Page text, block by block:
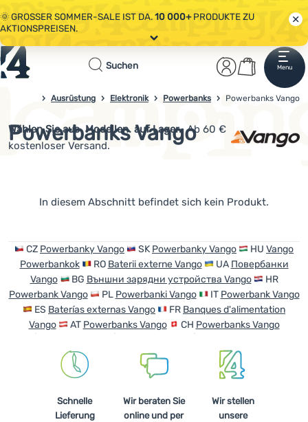
🌞 GROSSER SOMMER-SALE IST DA.10 000+PRODUKTE ZU
AKTIONSPREISEN.
🤫 - 10 % AUF AUSGEWÄHLTE CAMPING- & WANDERAUSRÜSTUNG.
CODE OUT10
Alle Aktionen
Suchen
Anmelden
Warenkorb
Menu
Startseite
Bekleidung
Zelte
Ausrüstung
Kochen
Ultraleichte
4campingshop.de
Ausrüstung Elektronik Powerbanks Powerbanks Vango
Powerbanks Vango
Wählen Sie aus Modellen. auf Lager. Ab 60 €
kostenloser Versand.
Produkte
In diesem Abschnitt befindet sich kein Produkt.
CZ Powerbanky Vango SK Powerbanky Vango HU Vango
Powerbankok
RO Baterii externe Vango UA Повербанки
Vango
BG Външни зарядни устройства Vango
HR
Powerbank Vango
PL Powerbanki Vango IT Powerbank Vango
ES Baterías externas Vango FR Banques d'alimentation
Vango
AT Powerbanks Vango CH Powerbanks Vango
Schnelle
Lieferung
Wir beraten Sie
online und per
Wir stellen
unsere